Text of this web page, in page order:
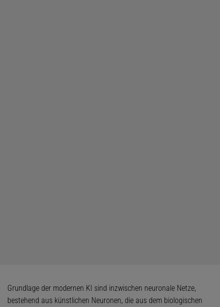
Grundlage der modernen KI sind inzwischen neuronale Netze,
bestehend aus künstlichen Neuronen, die aus dem biologischen